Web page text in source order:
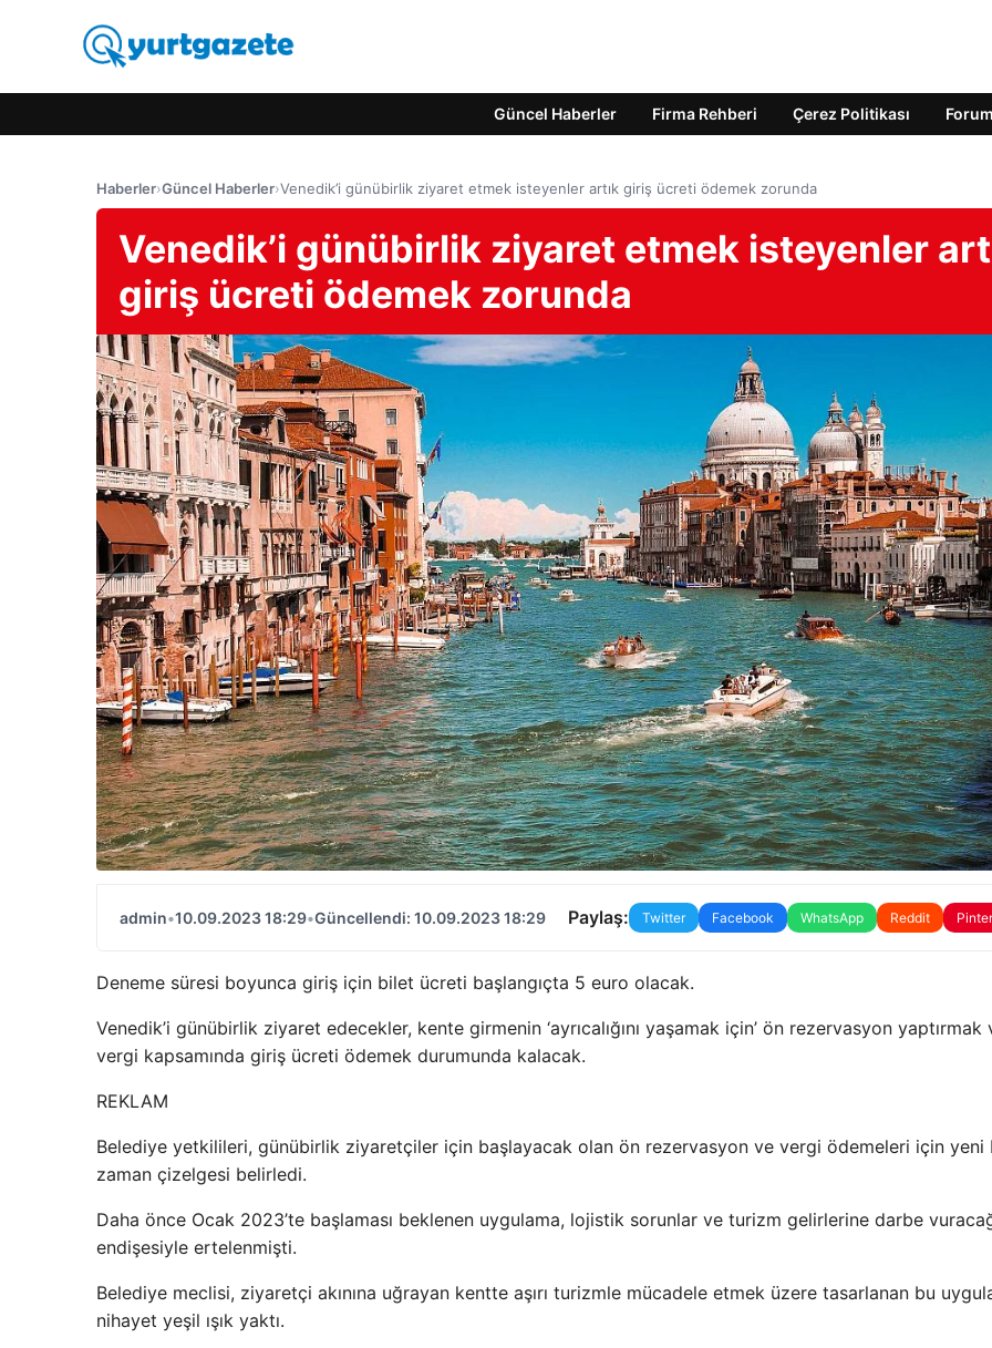
Güncel Haberler Firma Rehberi Çerez Politikası Forum
Haberler›Güncel Haberler›Venedik’i günübirlik ziyaret etmek isteyenler artık giriş ücreti ödemek zorunda
Venedik’i günübirlik ziyaret etmek isteyenler
giriş ücreti ödemek zorunda
admin•10.09.2023 18:29•Güncellendi: 10.09.2023 18:29 Paylaş: Twitter Facebook WhatsApp Reddit
Deneme süresi boyunca giriş için bilet ücreti başlangıçta 5 euro olacak.
Venedik’i günübirlik ziyaret edecekler, kente girmenin ‘ayrıcalığını yaşamak için’ ön rezervasyon yaptırmak
vergi kapsamında giriş ücreti ödemek durumunda kalacak.
REKLAM
Belediye yetkilileri, günübirlik ziyaretçiler için başlayacak olan ön rezervasyon ve vergi ödemeleri için yeni
zaman çizelgesi belirledi.
Daha önce Ocak 2023’te başlaması beklenen uygulama, lojistik sorunlar ve turizm gelirlerine darbe
endişesiyle ertelenmişti.
Belediye meclisi, ziyaretçi akınına uğrayan kentte aşırı turizmle mücadele etmek üzere tasarlanan bu
nihayet yeşil ışık yaktı.